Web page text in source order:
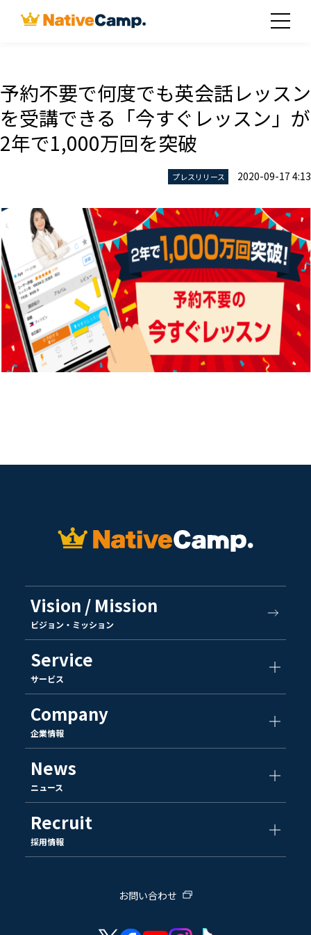
予約不要で何度でも英会話レッスン
を受講できる「今すぐレッスン」が
2年で1,000万回を突破
プレスリリース 2020-09-17 4:13
Vision / Mission
ビジョン・ミッション
Service
サービス
Company
企業情報
News
ニュース
Recruit
採用情報
お問い合わせ